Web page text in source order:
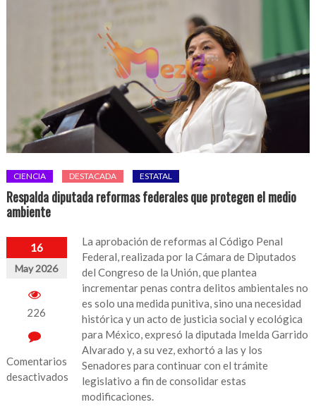
CIENCIA DESTACADA ESTATAL
Respalda diputada reformas federales que protegen el medio
ambiente
16
May 2026
226
Comentarios
desactivados
La aprobación de reformas al Código Penal
Federal, realizada por la Cámara de Diputados
del Congreso de la Unión, que plantea
incrementar penas contra delitos ambientales no
es solo una medida punitiva, sino una necesidad
histórica y un acto de justicia social y ecológica
para México, expresó la diputada Imelda Garrido
Alvarado y, a su vez, exhortó a las y los
Senadores para continuar con el trámite
legislativo a fin de consolidar estas
modificaciones.